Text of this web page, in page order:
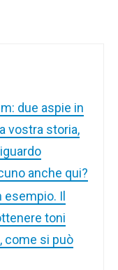
due aspie in
vostra storia,
anche qui?
esempio. Il
toni
come si può